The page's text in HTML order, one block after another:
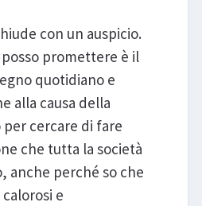
con un auspicio.
promettere è il
quotidiano e
alla causa della
per cercare di fare
che tutta la società
anche perché so che
e